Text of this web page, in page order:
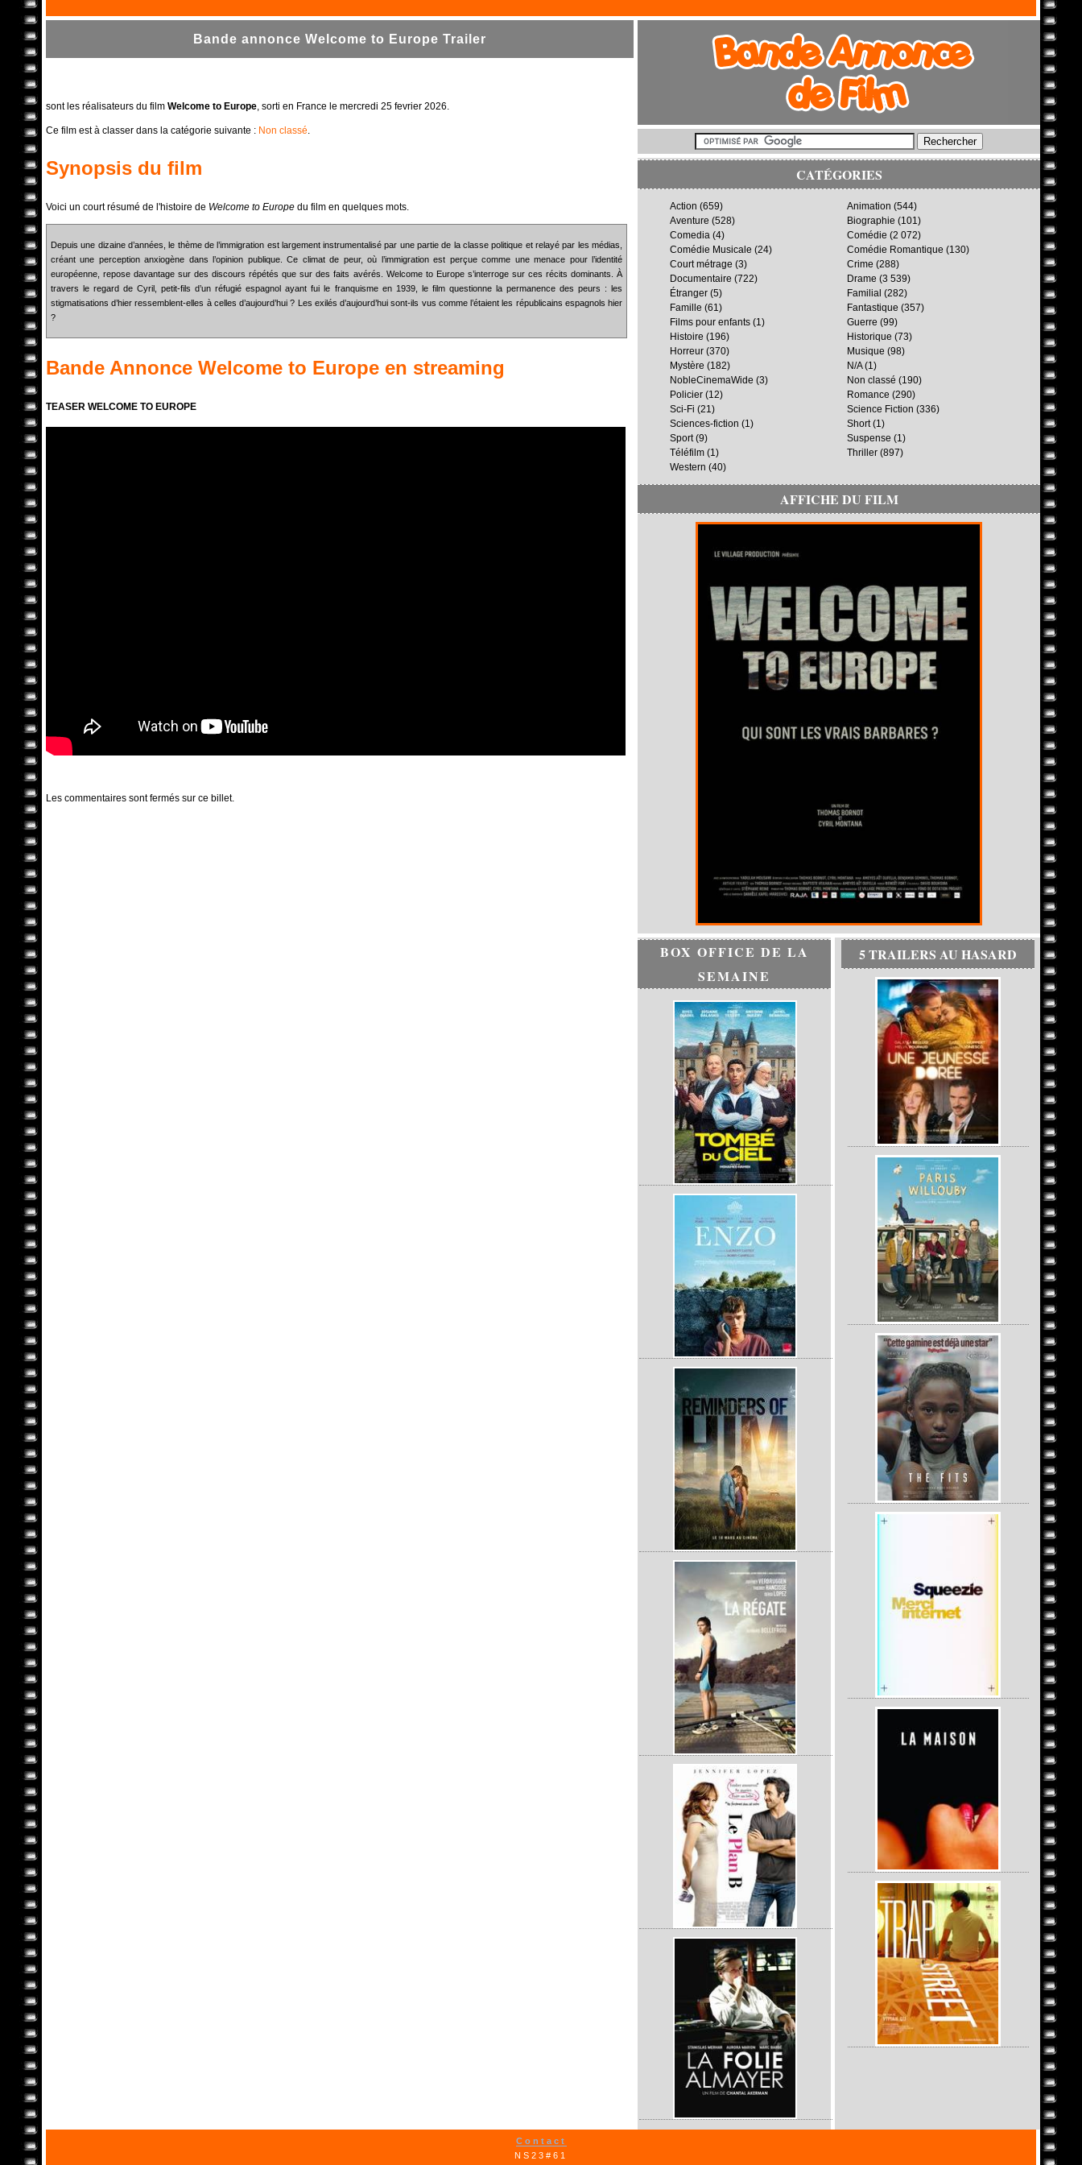
Bande annonce Welcome to Europe Trailer
sont les réalisateurs du film Welcome to Europe, sorti en France le mercredi 25 fevrier 2026.
Ce film est à classer dans la catégorie suivante : Non classé.
Synopsis du film
Voici un court résumé de l'histoire de Welcome to Europe du film en quelques mots.
Depuis une dizaine d’années, le thème de l’immigration est largement instrumentalisé par une partie de la classe politique et relayé par les médias,
créant une perception anxiogène dans l’opinion publique. Ce climat de peur, où l’immigration est perçue comme une menace pour l’identité
européenne, repose davantage sur des discours répétés que sur des faits avérés. Welcome to Europe s’interroge sur ces récits dominants. À
travers le regard de Cyril, petit-fils d’un réfugié espagnol ayant fui le franquisme en 1939, le film questionne la permanence des peurs : les
stigmatisations d’hier ressemblent-elles à celles d’aujourd’hui ? Les exilés d’aujourd’hui sont-ils vus comme l’étaient les républicains espagnols hier
?
Bande Annonce Welcome to Europe en streaming
TEASER WELCOME TO EUROPE
Les commentaires sont fermés sur ce billet.
CATÉGORIES
Action (659) Animation (544)
Aventure (528) Biographie (101)
Comedia (4) Comédie (2 072)
Comédie Musicale (24) Comédie Romantique (130)
Court métrage (3) Crime (288)
Documentaire (722) Drame (3 539)
Étranger (5) Familial (282)
Famille (61) Fantastique (357)
Films pour enfants (1) Guerre (99)
Histoire (196) Historique (73)
Horreur (370) Musique (98)
Mystère (182) N/A(1)
NobleCinemaWide (3) Non classé (190)
Policier (12) Romance (290)
Sci-Fi (21) Science Fiction (336)
Sciences-fiction (1) Short(1)
Sport(9) Suspense (1)
Téléfilm (1) Thriller (897)
Western (40)
AFFICHE DU FILM
BOX OFFICE DE LA
SEMAINE
5 TRAILERS AU HASARD
Contact
NS23#61